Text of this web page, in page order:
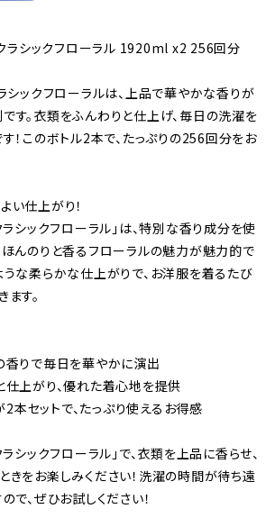
ラシックフローラル 1920ml x2 256回分
シックフローラルは、上品で華やかな香りが
す。衣類をふんわりと仕上げ、毎日の洗濯を
！このボトル2本で、たっぷりの256回分をお
い仕上がり！
ラシックフローラル」は、特別な香り成分を使
ほんのりと香るフローラルの魅力が魅力的で
うな柔らかな仕上がりで、お洋服を着るたび
す。
香りで毎日を華やかに演出
仕上がり、優れた着心地を提供
本セットで、たっぷり使えるお得感
シックフローラル」で、衣類を上品に香らせ、
きをお楽しみください！洗濯の時間が待ち遠
で、ぜひお試しください！